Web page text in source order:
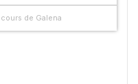
de Galena